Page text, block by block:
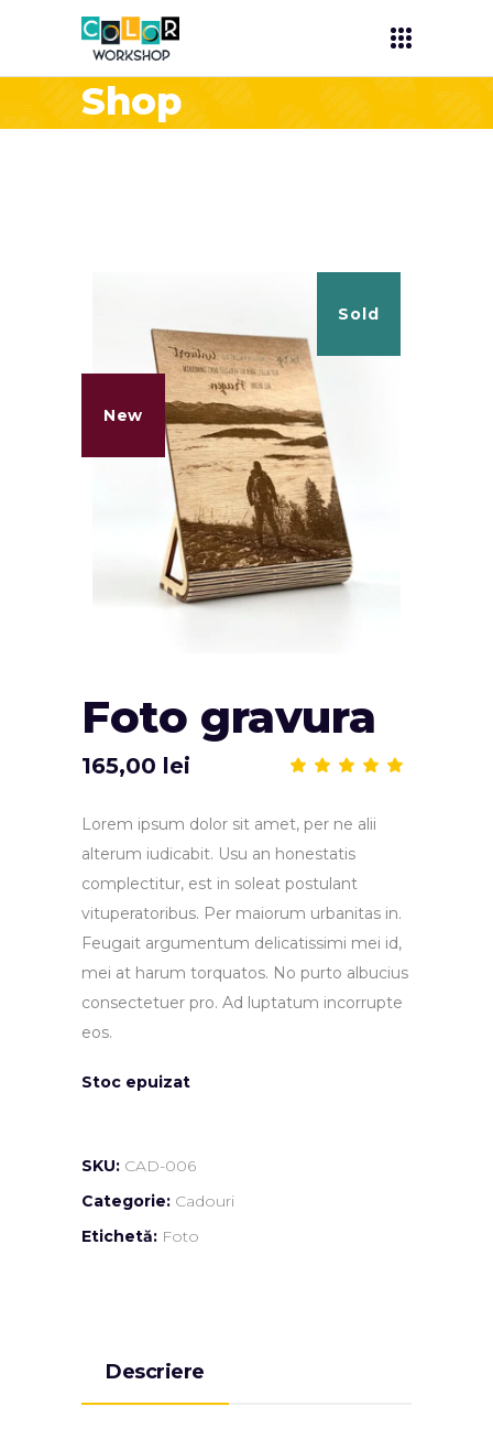
Shop
Sold
New
Foto gravura
pe
unei
evaluări
165,00 lei
Lorem ipsum dolor sit amet, per ne alii
alterum iudicabit. Usu an honestatis
complectitur, est in soleat postulant
vituperatoribus. Per maiorum urbanitas in.
Feugait argumentum delicatissimi mei id,
mei at harum torquatos. No purto albucius
consectetuer pro. Ad luptatum incorrupte
eos.
Stoc epuizat
SKU: CAD-006
Categorie: Cadouri
Etichetă: Foto
Descriere